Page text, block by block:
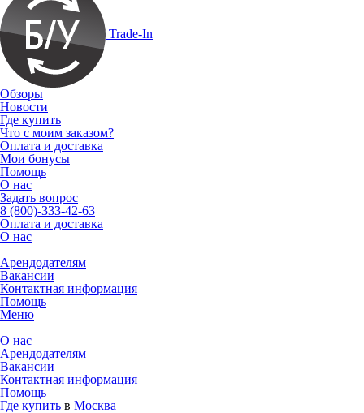
Trade-In
Обзоры
Новости
Где купить
Что с моим заказом?
Оплата и доставка
Мои бонусы
Помощь
О нас
Задать вопрос
8 (800)-333-42-63
Оплата и доставка
О нас
Арендодателям
Вакансии
Контактная информация
Помощь
Меню
О нас
Арендодателям
Вакансии
Контактная информация
Помощь
Где купить в Москва